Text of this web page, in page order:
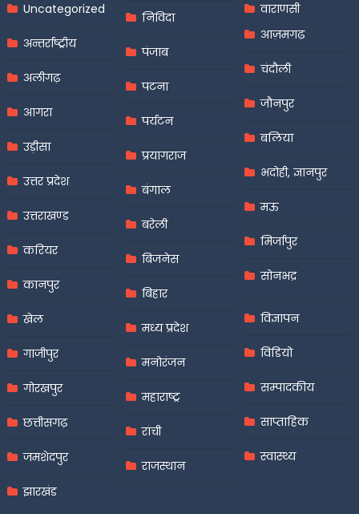
Uncategorized
अन्तर्राष्ट्रीय
अलीगढ़
आगरा
उड़ीसा
उत्तर प्रदेश
उत्तराखण्ड
करियर
कानपुर
खेल
गाजीपुर
गोरखपुर
छत्तीसगढ़
जमशेदपुर
झारखंड
निविदा
पंजाब
पटना
पर्यटन
प्रयागराज
बंगाल
बरेली
बिजनेस
बिहार
मध्य प्रदेश
मनोरंजन
महाराष्ट्र
रांची
राजस्थान
वाराणसी
आज़मगढ़
चंदौली
जौनपुर
बलिया
भदोही, ज्ञानपुर
मऊ
मिर्जापुर
सोनभद्र
विज्ञापन
विडियो
सम्पादकीय
साप्ताहिक
स्वास्थ्य